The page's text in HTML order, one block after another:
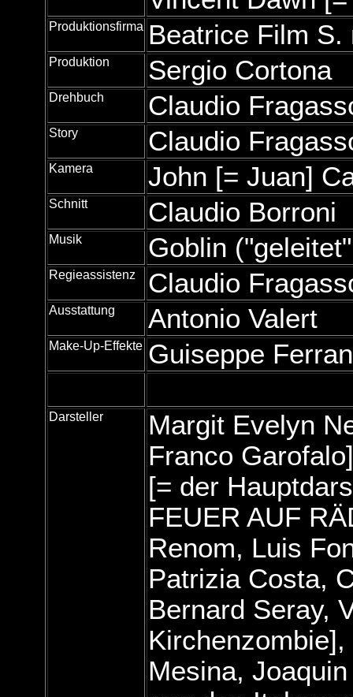
Produktionsfirma Beatrice Film
Produktion Sergio Cortona
Drehbuch Claudio
Story Claudio
Kamera John [= Juan]
Schnitt Claudio Borroni
Musik Goblin
Regieassistenz Claudio
Ausstattung Antonio Valert
Make-Up-Effekte Guiseppe
Darsteller
Margit Evelyn
Franco
[= der
FEUER AUF
Renom, Luis
Patrizia Costa,
Bernard Seray,
Mesina,